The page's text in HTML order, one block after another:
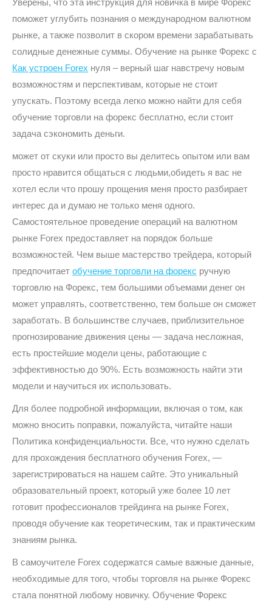
Уверены, что эта инструкция для новичка в мире Форекс
поможет углубить познания о международном валютном
рынке, а также позволит в скором времени зарабатывать
солидные денежные суммы. Обучение на рынке Форекс с
Как устроен Forex нуля – верный шаг навстречу новым
возможностям и перспективам, которые не стоит
упускать. Поэтому всегда легко можно найти для себя
обучение торговли на форекс бесплатно, если стоит
задача сэкономить деньги.
может от скуки или просто вы делитесь опытом или вам
просто нравится общаться с людьми,обидеть я вас не
хотел если что прошу прощения меня просто разбирает
интерес да и думаю не только меня одного.
Самостоятельное проведение операций на валютном
рынке Forex предоставляет на порядок больше
возможностей. Чем выше мастерство трейдера, который
предпочитает обучение торговли на форекс ручную
торговлю на Форекс, тем большими объемами денег он
может управлять, соответственно, тем больше он сможет
заработать. В большинстве случаев, приблизительное
прогнозирование движения цены — задача несложная,
есть простейшие модели цены, работающие с
эффективностью до 90%. Есть возможность найти эти
модели и научиться их использовать.
Для более подробной информации, включая о том, как
можно вносить поправки, пожалуйста, читайте наши
Политика конфиденциальности. Все, что нужно сделать
для прохождения бесплатного обучения Forex, —
зарегистрироваться на нашем сайте. Это уникальный
образовательный проект, который уже более 10 лет
готовит профессионалов трейдинга на рынке Forex,
проводя обучение как теоретическим, так и практическим
знаниям рынка.
В самоучителе Forex содержатся самые важные данные,
необходимые для того, чтобы торговля на рынке Форекс
стала понятной любому новичку. Обучение Форекс